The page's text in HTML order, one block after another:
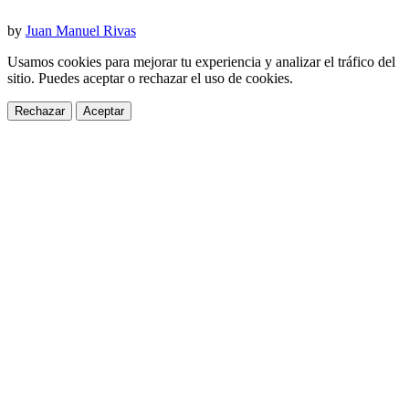
by Juan Manuel Rivas
Usamos cookies para mejorar tu experiencia y analizar el tráfico del
sitio. Puedes aceptar o rechazar el uso de cookies.
Rechazar Aceptar